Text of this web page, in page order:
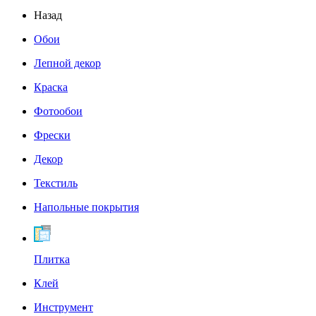
Назад
Обои
Лепной декор
Краска
Фотообои
Фрески
Декор
Текстиль
Напольные покрытия
Плитка
Клей
Инструмент